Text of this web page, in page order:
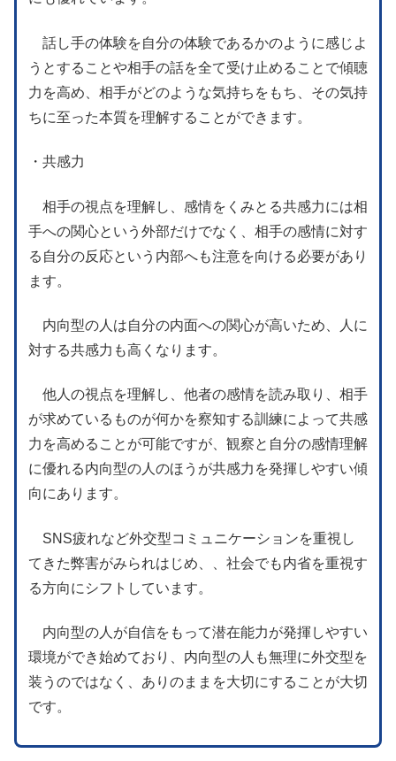
話し手の体験を自分の体験であるかのように感じよ
うとすることや相手の話を全て受け止めることで傾聴
力を高め、相手がどのような気持ちをもち、その気持
ちに至った本質を理解することができます。
・共感力
相手の視点を理解し、感情をくみとる共感力には相
手への関心という外部だけでなく、相手の感情に対す
る自分の反応という内部へも注意を向ける必要があり
ます。
内向型の人は自分の内面への関心が高いため、人に
対する共感力も高くなります。
他人の視点を理解し、他者の感情を読み取り、相手
が求めているものが何かを察知する訓練によって共感
力を高めることが可能ですが、観察と自分の感情理解
に優れる内向型の人のほうが共感力を発揮しやすい傾
向にあります。
SNS疲れなど外交型コミュニケーションを重視し
てきた弊害がみられはじめ、、社会でも内省を重視す
る方向にシフトしています。
内向型の人が自信をもって潜在能力が発揮しやすい
環境ができ始めており、内向型の人も無理に外交型を
装うのではなく、ありのままを大切にすることが大切
です。